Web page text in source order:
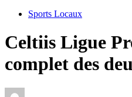
Sports Locaux
Celtiis Ligue
complet des